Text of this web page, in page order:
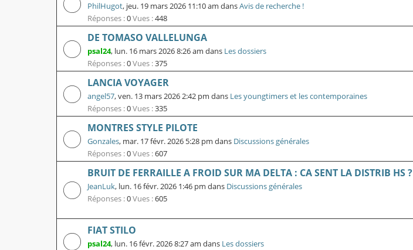
PhilHugot, jeu. 19 mars 2026 11:10 am dansAvis de recherche !
Réponses :0Vues :448
DE TOMASO VALLELUNGA
psal24, lun. 16 mars 2026 8:26 am dans Les dossiers
Réponses :0Vues :375
LANCIA VOYAGER
angel57,ven. 13 mars 2026 2:42 pm dans Les youngtimers et les contemporaines
Réponses :0Vues :335
MONTRES STYLE PILOTE
Gonzales, mar. 17 févr. 2026 5:28 pm dans Discussions générales
Réponses :0Vues :607
BRUIT DE FERRAILLE A FROID SUR MA DELTA : CA SENT LA DISTRIB HS ?
JeanLuk, lun. 16 févr. 2026 1:46 pm dans Discussions générales
Réponses :0Vues :605
FIAT STILO
psal24, lun. 16 févr. 2026 8:27 am dans Les dossiers